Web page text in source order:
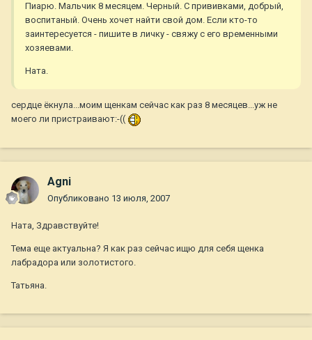
Пиарю. Мальчик 8 месяцем. Черный. С прививками, добрый,
воспитаный. Очень хочет найти свой дом. Если кто-то
заинтересуется - пишите в личку - свяжу с его временными
хозяевами.
Ната.
сердце ёкнула...моим щенкам сейчас как раз 8 месяцев...уж не
моего ли пристраивают:-((
Agni
Опубликовано 13 июля, 2007
Ната, Здравствуйте!
Тема еще актуальна? Я как раз сейчас ищю для себя щенка
лабрадора или золотистого.
Татьяна.